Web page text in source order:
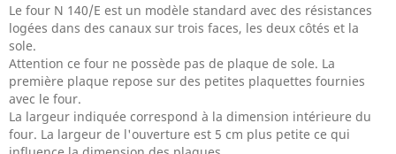
Le four N 140/E est un modèle standard avec des résistances
logées dans des canaux sur trois faces, les deux côtés et la
sole.
Attention ce four ne possède pas de plaque de sole. La
première plaque repose sur des petites plaquettes fournies
avec le four.
La largeur indiquée correspond à la dimension intérieure du
four. La largeur de l'ouverture est 5 cm plus petite ce qui